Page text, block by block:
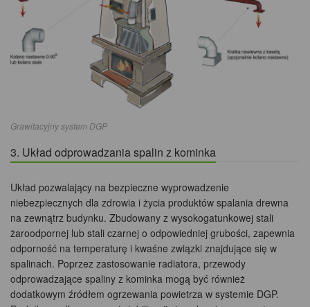
Grawitacyjny system DGP
3. Układ odprowadzania spalin z kominka
Układ pozwalający na bezpieczne wyprowadzenie
niebezpiecznych dla zdrowia i życia produktów spalania drewna
na zewnątrz budynku. Zbudowany z wysokogatunkowej stali
żaroodpornej lub stali czarnej o odpowiedniej grubości, zapewnia
odporność na temperaturę i kwaśne związki znajdujące się w
spalinach. Poprzez zastosowanie radiatora, przewody
odprowadzające spaliny z kominka mogą być również
dodatkowym źródłem ogrzewania powietrza w systemie DGP.